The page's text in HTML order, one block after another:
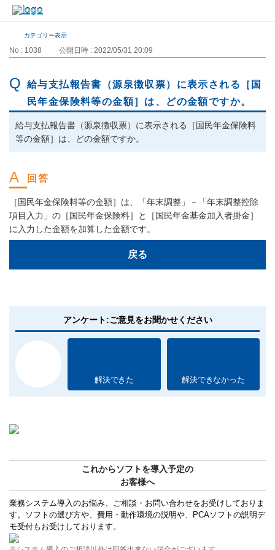
カテゴリー表示
No : 1038 公開日時 : 2022/05/31 20:09
給与支払報告書（源泉徴収票）に表示される［国
民年金保険料等の金額］は、どの金額ですか。
給与支払報告書（源泉徴収票）に表示される［国民年金保険料
等の金額］は、どの金額ですか。
［国民年金保険料等の金額］は、「年末調整」－「年末調整控除
項目入力」の［国民年金保険料］と［国民年金基金加入者掛金］
に入力した金額を加算した金額です。
戻る
アンケート:ご意見をお聞かせください
解決できた 解決できなかった
これからソフトを導入予定の
お客様へ
業務システム導入のお悩み、ご相談・お問い合わせをお受けしておりま
す。ソフトの選び方や、費用・動作環境の説明や、PCAソフトの説明デ
モ受付もお受けしております。